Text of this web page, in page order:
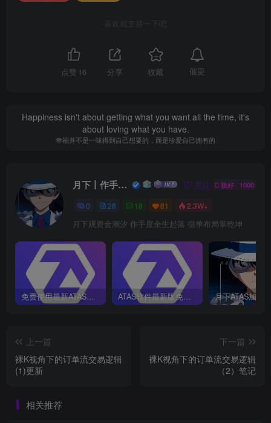
喜欢就支持一下吧
点赞 16 分享 收藏 催更
Happiness isn't about getting what you want all the time, it's
about loving what you have.
幸福并不是一味得到自己想要的，而是珍爱自己拥有的
月下丨作手余生 关注 极好 · 1000
0 28 18 81 2.3W+
月下观资金潮汐 作手度余生起落 循单布局掌乾坤
免费使用最新ATAS，无限许可证流程 ATAS软件最新版免费使用教程
上一篇
裸K视角下的订单流交易逻辑
(1)更新
下一篇
裸K视角下的订单流交易逻辑
（2）笔记
相关推荐